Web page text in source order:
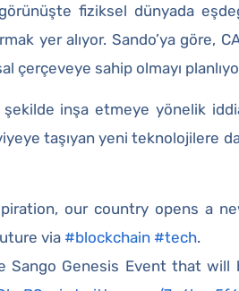
fiziksel dünyada
yer alıyor. Sando’ya göre,
çerçeveye sahip olmayı
şekilde inşa etmeye yönelik
taşıyan yeni teknolojilere
our country opens a
via#blockchain #tech.
Genesis Event that will